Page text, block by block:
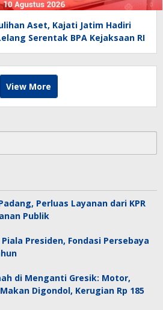
Aset, Kajati Jatim Hadiri
Serentak BPA Kejaksaan RI
View More
Perluas Layanan dari KPR
Publik
Presiden, Fondasi Persebaya
di Menganti Gresik: Motor,
Digondol, Kerugian Rp 185